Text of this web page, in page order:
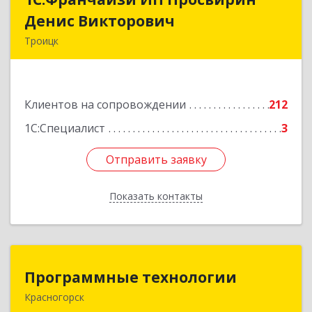
Денис Викторович
Троицк
Клиентов на сопровождении
212
1С:Специалист
3
Отправить заявку
Показать контакты
Денис Викторович
Подробнее
Отправить заявку
Назад
Программные технологии
Красногорск
143408, Московская обл, Красногорский р-н,